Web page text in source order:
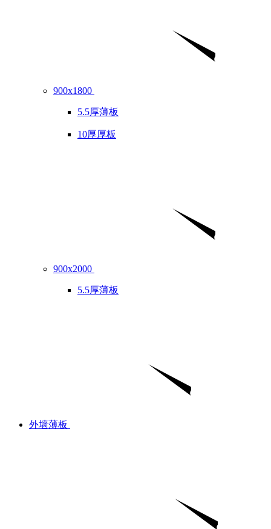
900x1800
5.5厚薄板
10厚厚板
900x2000
5.5厚薄板
外墙薄板